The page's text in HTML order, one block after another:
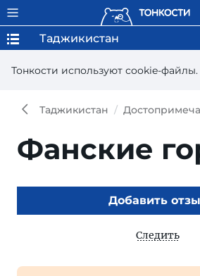
Тонкости используют сookie-файлы.
Таджикистан
Таджикистан
Фанские
Добавить
Следить